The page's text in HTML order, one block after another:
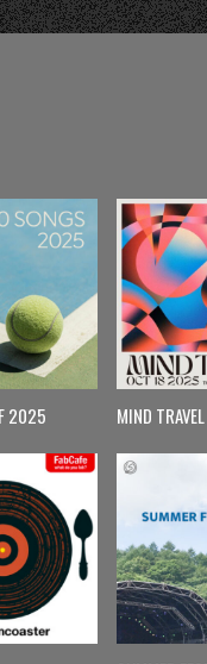
2025 MIND TRAVEL